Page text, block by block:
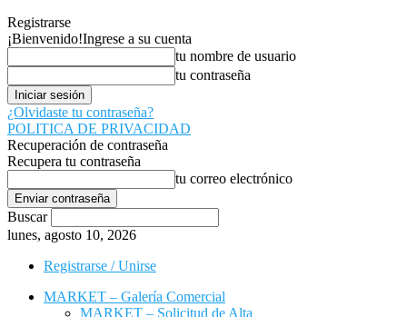
Registrarse
¡Bienvenido!Ingrese a su cuenta
tu nombre de usuario
tu contraseña
¿Olvidaste tu contraseña?
POLITICA DE PRIVACIDAD
Recuperación de contraseña
Recupera tu contraseña
tu correo electrónico
Buscar
lunes, agosto 10, 2026
Registrarse / Unirse
MARKET – Galería Comercial
MARKET – Solicitud de Alta